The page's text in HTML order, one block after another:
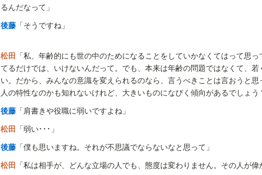
るんだなって」
後藤 「そうですね」
松田
「私、年齢的にも世の中のためになることをしていかなくてはって思
てるだけでは、いけないんだって。でも、本来は年齢の問題ではなくて、
い。だから、みんなの意識を変えられるのなら、言うべきことは言おうと
人の特性なのかも知れないけれど、大きいものになびく傾向があるでしょう
後藤 「肩書きや役職に弱いですよね」
松田 「弱い･･･」
後藤 「僕も思いますね。それが不思議でならないなと思って」
松田 「私は相手が、どんな立場の人でも、態度は変わりません。その人が